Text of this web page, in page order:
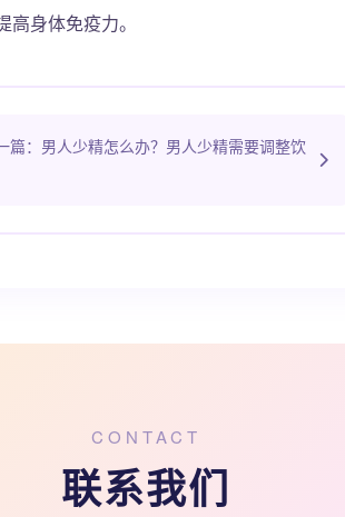
身体免疫力。
篇：男人少精怎么办？男人少精需要调整饮
CONTACT
联系我们